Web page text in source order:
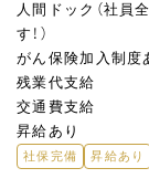
人間ドック（社員
す！）
がん保険加入制度
残業代支給
交通費支給
昇給あり
社保完備 昇給あり